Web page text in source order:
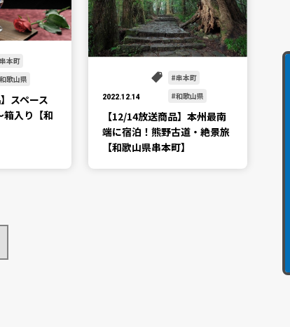
串本町
和歌山県
スペース
箱入り【和
2022.12.14
串本町
和歌山県
【12/14放送商品】本州最南
端に宿泊！熊野古道・絶景旅
【和歌山県串本町】